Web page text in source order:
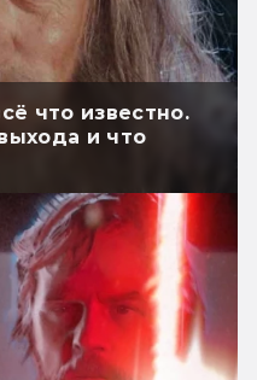
что известно.
и что